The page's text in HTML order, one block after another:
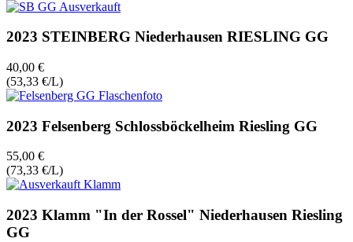
2023 STEINBERG Niederhausen RIESLING GG
40,00 €
(53,33 €/L)
2023 Felsenberg Schlossböckelheim Riesling GG
55,00 €
(73,33 €/L)
2023 Klamm "In der Rossel" Niederhausen Riesling
GG